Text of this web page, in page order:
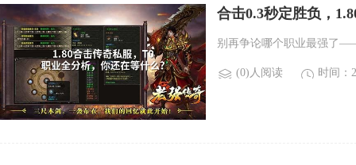
合击0.3秒定胜负，
别再争论哪个职业最强了
(0)人阅读 时间：